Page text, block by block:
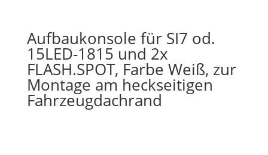
Aufbaukonsole für SI7 od.
15LED-1815 und 2x
FLASH.SPOT, Farbe Weiß, zur
Montage am heckseitigen
Fahrzeugdachrand